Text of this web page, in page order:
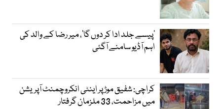
’پیسے جلد ادا کر دوں گا‘، میر رضا کے والد کی
اہم آڈیو سامنے آگئی
کراچی: شفیق موڑ پر اینٹی انکروچمنٹ آپریشن
میں مزاحمت، 33 ملزمان گرفتار